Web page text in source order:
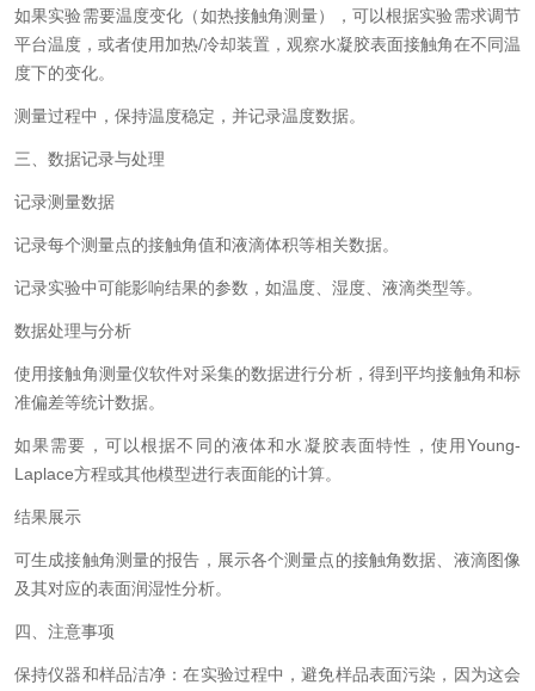
如果实验需要温度变化（如热接触角测量），可以根据实验需求调节
平台温度，或者使用加热/冷却装置，观察水凝胶表面接触角在不同温
度下的变化。
测量过程中，保持温度稳定，并记录温度数据。
三、数据记录与处理
记录测量数据
记录每个测量点的接触角值和液滴体积等相关数据。
记录实验中可能影响结果的参数，如温度、湿度、液滴类型等。
数据处理与分析
使用接触角测量仪软件对采集的数据进行分析，得到平均接触角和标
准偏差等统计数据。
如果需要，可以根据不同的液体和水凝胶表面特性，使用Young-
Laplace方程或其他模型进行表面能的计算。
结果展示
可生成接触角测量的报告，展示各个测量点的接触角数据、液滴图像
及其对应的表面润湿性分析。
四、注意事项
保持仪器和样品洁净：在实验过程中，避免样品表面污染，因为这会